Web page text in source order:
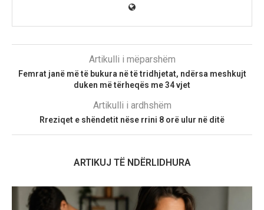
Artikulli i mëparshëm
Femrat janë më të bukura në të tridhjetat, ndërsa meshkujt
duken më tërheqës me 34 vjet
Artikulli i ardhshëm
Rreziqet e shëndetit nëse rrini 8 orë ulur në ditë
ARTIKUJ TË NDËRLIDHURA